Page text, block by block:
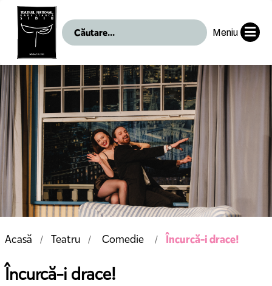
Meniu
Acasă Teatru Comedie Încurcă-i drace!
Încurcă-i drace!